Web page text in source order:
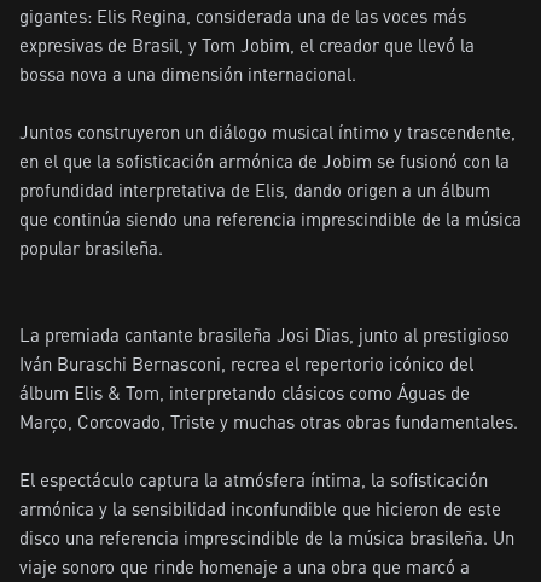
gigantes: Elis Regina, considerada una de las voces más
expresivas de Brasil, y Tom Jobim, el creador que llevó la
bossa nova a una dimensión internacional.
Juntos construyeron un diálogo musical íntimo y trascendente,
en el que la sofisticación armónica de Jobim se fusionó con la
profundidad interpretativa de Elis, dando origen a un álbum
que continúa siendo una referencia imprescindible de la música
popular brasileña.
La premiada cantante brasileña Josi Dias, junto al prestigioso
Iván Buraschi Bernasconi, recrea el repertorio icónico del
álbum Elis & Tom, interpretando clásicos como Águas de
Março, Corcovado, Triste y muchas otras obras fundamentales.
El espectáculo captura la atmósfera íntima, la sofisticación
armónica y la sensibilidad inconfundible que hicieron de este
disco una referencia imprescindible de la música brasileña. Un
viaje sonoro que rinde homenaje a una obra que marcó a